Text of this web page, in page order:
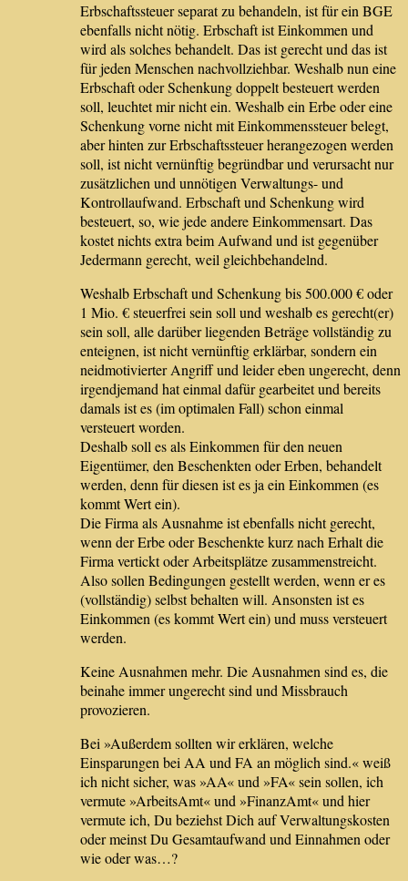
Erbschaftssteuer separat zu behandeln, ist für ein BGE
ebenfalls nicht nötig. Erbschaft ist Einkommen und
wird als solches behandelt. Das ist gerecht und das ist
für jeden Menschen nachvollziehbar. Weshalb nun eine
Erbschaft oder Schenkung doppelt besteuert werden
soll, leuchtet mir nicht ein. Weshalb ein Erbe oder eine
Schenkung vorne nicht mit Einkommenssteuer belegt,
aber hinten zur Erbschaftssteuer herangezogen werden
soll, ist nicht vernünftig begründbar und verursacht nur
zusätzlichen und unnötigen Verwaltungs- und
Kontrollaufwand. Erbschaft und Schenkung wird
besteuert, so, wie jede andere Einkommensart. Das
kostet nichts extra beim Aufwand und ist gegenüber
Jedermann gerecht, weil gleichbehandelnd.
Weshalb Erbschaft und Schenkung bis 500.000 € oder
1 Mio. € steuerfrei sein soll und weshalb es gerecht(er)
sein soll, alle darüber liegenden Beträge vollständig zu
enteignen, ist nicht vernünftig erklärbar, sondern ein
neidmotivierter Angriff und leider eben ungerecht, denn
irgendjemand hat einmal dafür gearbeitet und bereits
damals ist es (im optimalen Fall) schon einmal
versteuert worden.
Deshalb soll es als Einkommen für den neuen
Eigentümer, den Beschenkten oder Erben, behandelt
werden, denn für diesen ist es ja ein Einkommen (es
kommt Wert ein).
Die Firma als Ausnahme ist ebenfalls nicht gerecht,
wenn der Erbe oder Beschenkte kurz nach Erhalt die
Firma vertickt oder Arbeitsplätze zusammenstreicht.
Also sollen Bedingungen gestellt werden, wenn er es
(vollständig) selbst behalten will. Ansonsten ist es
Einkommen (es kommt Wert ein) und muss versteuert
werden.
Keine Ausnahmen mehr. Die Ausnahmen sind es, die
beinahe immer ungerecht sind und Missbrauch
provozieren.
Bei »Außerdem sollten wir erklären, welche
Einsparungen bei AA und FA an möglich sind.« weiß
ich nicht sicher, was »AA« und »FA« sein sollen, ich
vermute »ArbeitsAmt« und »FinanzAmt« und hier
vermute ich, Du beziehst Dich auf Verwaltungskosten
oder meinst Du Gesamtaufwand und Einnahmen oder
wie oder was…?